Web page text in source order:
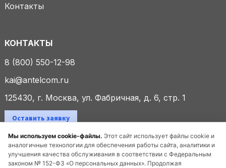
Мы используем cookie-файлы. Этот сайт использует файлы cookie и
аналогичные технологии для обеспечения работы сайта, аналитики и
улучшения качества обслуживания в соответствии с Федеральным
законом № 152-ФЗ «О персональных данных». Продолжая
Контакты
КОНТАКТЫ
8 (800) 550-12-98
kai@antelcom.ru
125430, г. Москва, ул. Фабричная, д. 6, стр. 1
Оставить заявку
© 2025 ООО «Антелком». Все права защищены.